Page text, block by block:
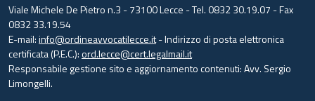
Viale Michele De Pietro n.3 - 73100 Lecce - Tel. 0832 30.19.07 - Fax
0832 33.19.54
E-mail:info@ordineavvocatilecce.it- Indirizzo di posta elettronica
certificata (P.E.C.):ord.lecce@cert.legalmail.it
Responsabile gestione sito e aggiornamento contenuti: Avv. Sergio
Limongelli.